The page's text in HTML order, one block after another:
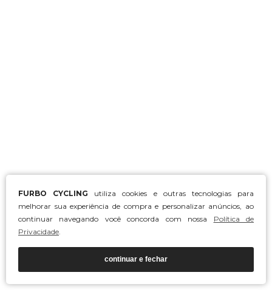
FURBO CYCLING utiliza cookies e outras tecnologias para
melhorar sua experiência de compra e personalizar anúncios, ao
continuar navegando você concorda com nossa Política de
Privacidade.
continuar e fechar